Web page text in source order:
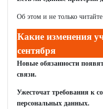
Об этом и не только
Какие изменения
сентября
Новые обязанности
связи.
Ужесточат требования к
персональных данных.